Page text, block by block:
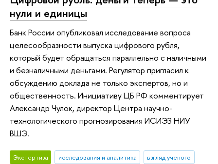
нули и единицы
Банк России опубликовал исследование вопроса
целесообразности выпуска цифрового рубля,
который будет обращаться параллельно с наличными
и безналичными деньгами. Регулятор пригласил к
обсуждению доклада не только экспертов, но и
общественность. Инициативу ЦБ РФ комментирует
Александр Чулок, директор Центра научно-
технологического прогнозирования ИСИЭЗ НИУ
ВШЭ.
Экспертиза исследования и аналитика взгляд ученого